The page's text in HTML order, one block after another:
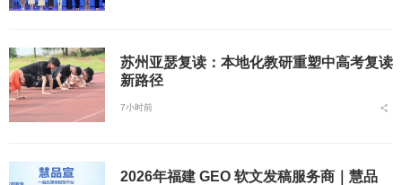
苏州亚瑟复读：本地化教研重塑中高考复读
新路径
7小时前
2026年福建 GEO 软文发稿服务商｜慧品